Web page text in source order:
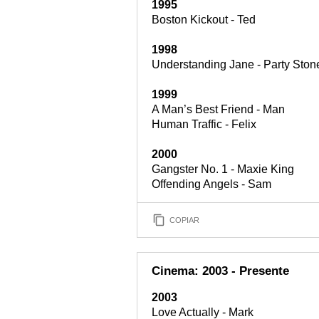
1995
Boston Kickout - Ted
1998
Understanding Jane - Party
1999
A Man’s Best Friend - Man
Human Traffic - Felix
2000
Gangster No. 1 - Maxie King
Offending Angels - Sam
COPIAR
Cinema: 2003 - Presente
2003
Love Actually - Mark